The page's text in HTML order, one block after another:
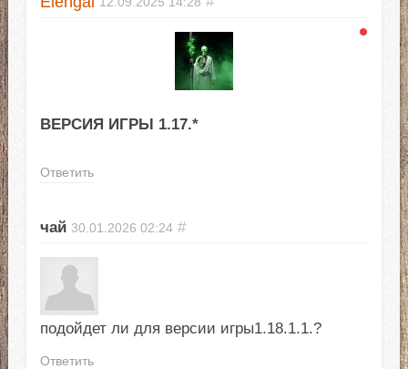
ВЕРСИЯ ИГРЫ 1.17.*
Ответить
чай 30.01.2026 02:24 #
подойдет ли для версии игры1.18.1.1.?
Ответить